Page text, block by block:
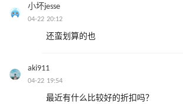
小坏jesse
04-22 20:12
还蛮划算的也
aki911
04-22 19:54
最近有什么比较好的折扣吗？